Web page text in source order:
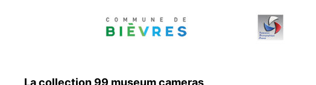
La collection 99 museum cameras